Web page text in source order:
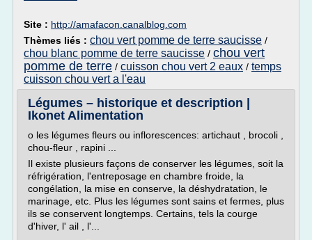
Site : http://amafacon.canalblog.com
Thèmes liés : chou vert pomme de terre saucisse /
chou blanc pomme de terre saucisse / chou vert
pomme de terre / cuisson chou vert 2 eaux / temps
cuisson chou vert a l'eau
Légumes – historique et description |
Ikonet Alimentation
o les légumes fleurs ou inflorescences: artichaut , brocoli ,
chou-fleur , rapini ...
Il existe plusieurs façons de conserver les légumes, soit la
réfrigération, l'entreposage en chambre froide, la
congélation, la mise en conserve, la déshydratation, le
marinage, etc. Plus les légumes sont sains et fermes, plus
ils se conservent longtemps. Certains, tels la courge
d'hiver, l' ail , l'...